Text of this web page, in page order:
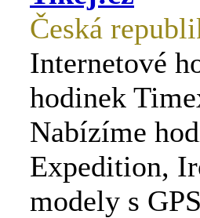
Česká
Internetové
hodinek
Nabízíme
Expedition,
modely s